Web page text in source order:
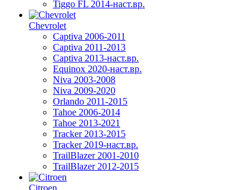
Tiggo FL 2014-наст.вр.
Chevrolet
Captiva 2006-2011
Captiva 2011-2013
Captiva 2013-наст.вр.
Equinox 2020-наст.вр.
Niva 2003-2008
Niva 2009-2020
Orlando 2011-2015
Tahoe 2006-2014
Tahoe 2013-2021
Tracker 2013-2015
Tracker 2019-наст.вр.
TrailBlazer 2001-2010
TrailBlazer 2012-2015
Citroen